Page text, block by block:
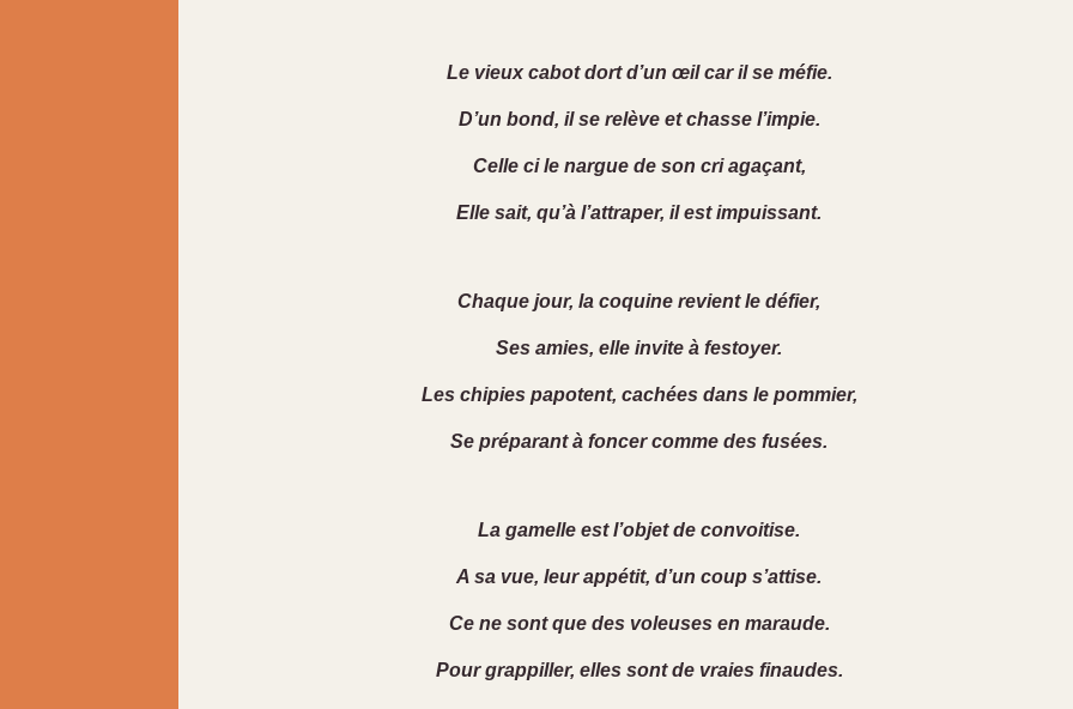
Le vieux cabot dort d’un œil car il se méfie.
D’un bond, il se relève et chasse l’impie.
Celle ci le nargue de son cri agaçant,
Elle sait, qu’à l’attraper, il est impuissant.
Chaque jour, la coquine revient le défier,
Ses amies, elle invite à festoyer.
Les chipies papotent, cachées dans le pommier,
Se préparant à foncer comme des fusées.
La gamelle est l’objet de convoitise.
A sa vue, leur appétit, d’un coup s’attise.
Ce ne sont que des voleuses en maraude.
Pour grappiller, elles sont de vraies finaudes.